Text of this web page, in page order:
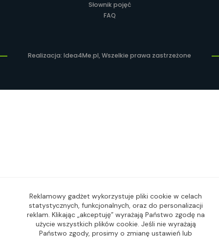
Słownik pojęć
FAQ
Realizacja: Idea4Me.pl, Wszelkie prawa zastrzeżone
Reklamowy gadżet wykorzystuje pliki cookie w celach
statystycznych, funkcjonalnych, oraz do personalizacji
reklam. Klikając „akceptuję” wyrażają Państwo zgodę na
użycie wszystkich plików cookie. Jeśli nie wyrażają
Państwo zgody, prosimy o zmianę ustawień lub